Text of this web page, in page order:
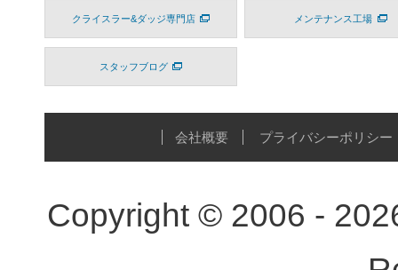
クライスラー&ダッジ専門店 メンテナンス工場
スタッフブログ
会社概要 プライバシーポリシー
Copyright © 2006 -